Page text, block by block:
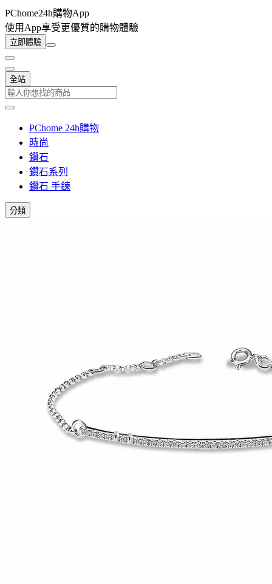
PChome24h購物App
使用App享受更優質的購物體驗
立即體驗
全站
PChome 24h購物
時尚
鑽石
鑽石系列
鑽石 手鍊
分類